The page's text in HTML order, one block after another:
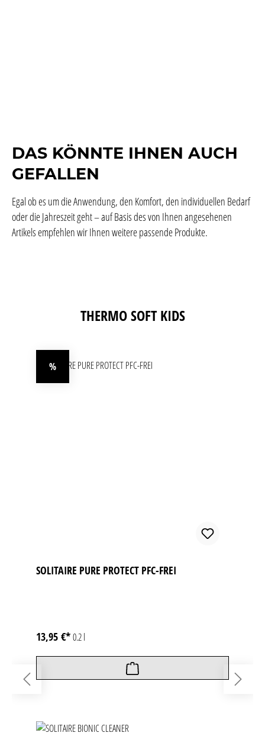
DAS KÖNNTE IHNEN AUCH
GEFALLEN
Egal ob es um die Anwendung, den Komfort, den individuellen Bedarf
oder die Jahreszeit geht – auf Basis des von Ihnen angesehenen
Artikels empfehlen wir Ihnen weitere passende Produkte.
Produktgalerie überspringenTHERMO SOFT KIDS
%
SOLITAIRE PURE PROTECT PFC-FREI
13,95 €*0.2 l